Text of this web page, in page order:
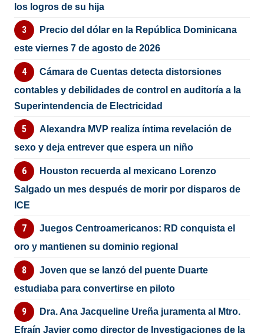
los logros de su hija
Precio del dólar en la República Dominicana
este viernes 7 de agosto de 2026
Cámara de Cuentas detecta distorsiones
contables y debilidades de control en auditoría a la
Superintendencia de Electricidad
Alexandra MVP realiza íntima revelación de
sexo y deja entrever que espera un niño
Houston recuerda al mexicano Lorenzo
Salgado un mes después de morir por disparos de
ICE
Juegos Centroamericanos: RD conquista el
oro y mantienen su dominio regional
Joven que se lanzó del puente Duarte
estudiaba para convertirse en piloto
Dra. Ana Jacqueline Ureña juramenta al Mtro.
Efraín Javier como director de Investigaciones de la